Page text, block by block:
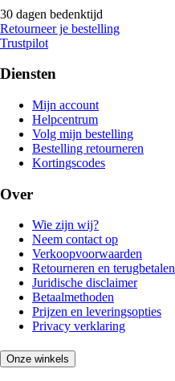
30 dagen bedenktijd
Retourneer je bestelling
Trustpilot
Diensten
Mijn account
Helpcentrum
Volg mijn bestelling
Bestelling retourneren
Kortingscodes
Over
Wie zijn wij?
Neem contact op
Verkoopvoorwaarden
Retourneren en terugbetalen
Juridische disclaimer
Betaalmethoden
Prijzen en leveringsopties
Privacy verklaring
Onze winkels